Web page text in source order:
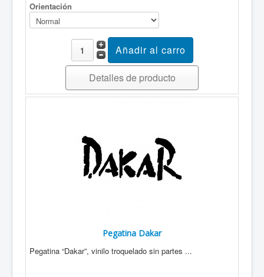
Orientación
Detalles de producto
Pegatina Dakar
Pegatina “Dakar”, vinilo troquelado sin partes ...